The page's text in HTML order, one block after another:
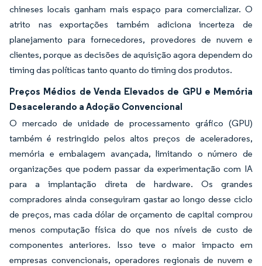
chineses locais ganham mais espaço para comercializar. O
atrito nas exportações também adiciona incerteza de
planejamento para fornecedores, provedores de nuvem e
clientes, porque as decisões de aquisição agora dependem do
timing das políticas tanto quanto do timing dos produtos.
Preços Médios de Venda Elevados de GPU e Memória
Desacelerando a Adoção Convencional
O mercado de unidade de processamento gráfico (GPU)
também é restringido pelos altos preços de aceleradores,
memória e embalagem avançada, limitando o número de
organizações que podem passar da experimentação com IA
para a implantação direta de hardware. Os grandes
compradores ainda conseguiram gastar ao longo desse ciclo
de preços, mas cada dólar de orçamento de capital comprou
menos computação física do que nos níveis de custo de
componentes anteriores. Isso teve o maior impacto em
empresas convencionais, operadores regionais de nuvem e